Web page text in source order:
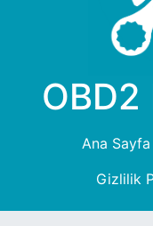
Ana Sayfa
Gizlilik